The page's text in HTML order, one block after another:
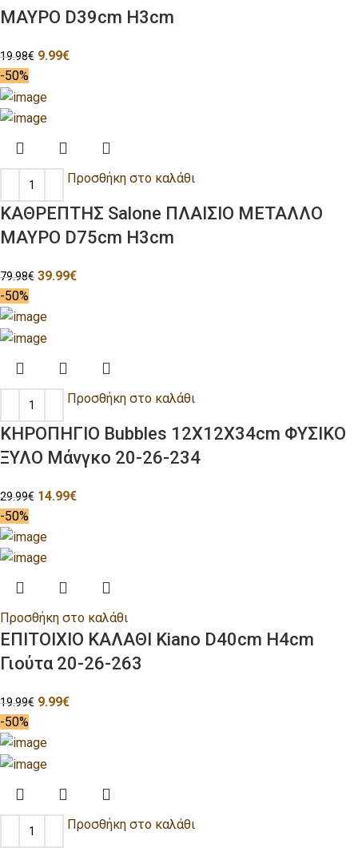
ΜΑΥΡΟ D39cm H3cm
19.98€ 9.99€
-50%
Προσθήκη στο καλάθι
ΚΑΘΡΕΠΤΗΣ Salone ΠΛΑΙΣΙΟ ΜΕΤΑΛΛΟ
ΜΑΥΡΟ D75cm H3cm
79.98€ 39.99€
-50%
Προσθήκη στο καλάθι
ΚΗΡΟΠΗΓΙΟ Bubbles 12Χ12Χ34cm ΦΥΣΙΚΟ
ΞΥΛΟ Μάνγκο 20-26-234
29.99€ 14.99€
-50%
Προσθήκη στο καλάθι
ΕΠΙΤΟΙΧΙΟ ΚΑΛΑΘΙ Kiano D40cm H4cm
Γιούτα 20-26-263
19.99€ 9.99€
-50%
Προσθήκη στο καλάθι